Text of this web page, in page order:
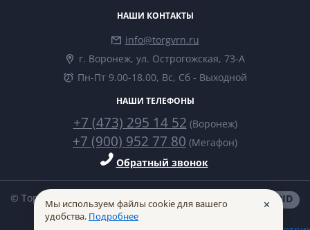
НАШИ КОНТАКТЫ
info@torgvrn.ru
г. Воронеж, ул. Острогожская, 73-А
Пн-Пт 9.00-18.00, Вс, Сб - Выходной
НАШИ ТЕЛЕФОНЫ
+7 (473) 295 14 52 (Воронеж)
+7 (900) 952 77 80 (Мегафон)
Обратный звонок
INTRID
© ТоргВрн 2014-2026
Мы используем файлы cookie для вашего
удобства. Подробнее
✕